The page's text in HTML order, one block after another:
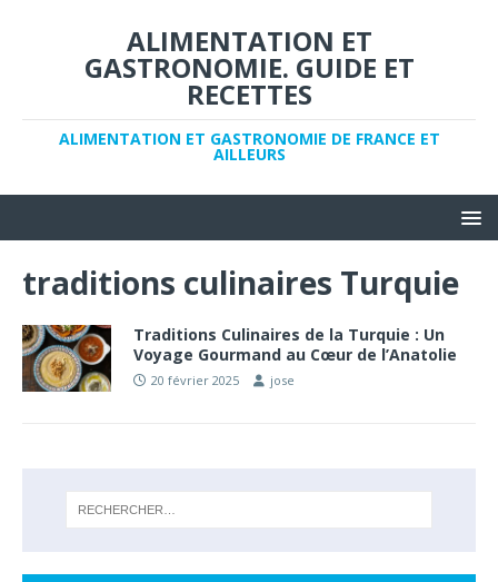
ALIMENTATION ET
GASTRONOMIE. GUIDE ET
RECETTES
ALIMENTATION ET GASTRONOMIE DE FRANCE ET
AILLEURS
traditions culinaires Turquie
Traditions Culinaires de la Turquie : Un
Voyage Gourmand au Cœur de l’Anatolie
20 février 2025 jose